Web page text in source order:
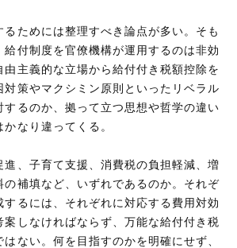
るためには整理すべき論点が多い。そも
給付制度を官僚機構が運用するのは非効
由主義的な立場から給付付き税額控除を
対策やマクシミン原則といったリベラル
するのか、拠って立つ思想や哲学の違い
なり違ってくる。
進、子育て支援、消費税の負担軽減、増
の補填など、いずれであるのか。それぞ
するには、それぞれに対応する費用対効
案しなければならず、万能な給付付き税
ない。何を目指すのかを明確にせず、